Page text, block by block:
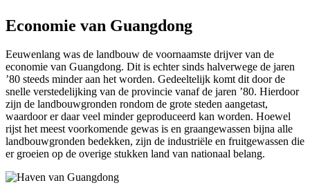
Economie van Guangdong
Eeuwenlang was de landbouw de voornaamste drijver van de
economie van Guangdong. Dit is echter sinds halverwege de jaren
’80 steeds minder aan het worden. Gedeeltelijk komt dit door de
snelle verstedelijking van de provincie vanaf de jaren ’80. Hierdoor
zijn de landbouwgronden rondom de grote steden aangetast,
waardoor er daar veel minder geproduceerd kan worden. Hoewel
rijst het meest voorkomende gewas is en graangewassen bijna alle
landbouwgronden bedekken, zijn de industriële en fruitgewassen die
er groeien op de overige stukken land van nationaal belang.